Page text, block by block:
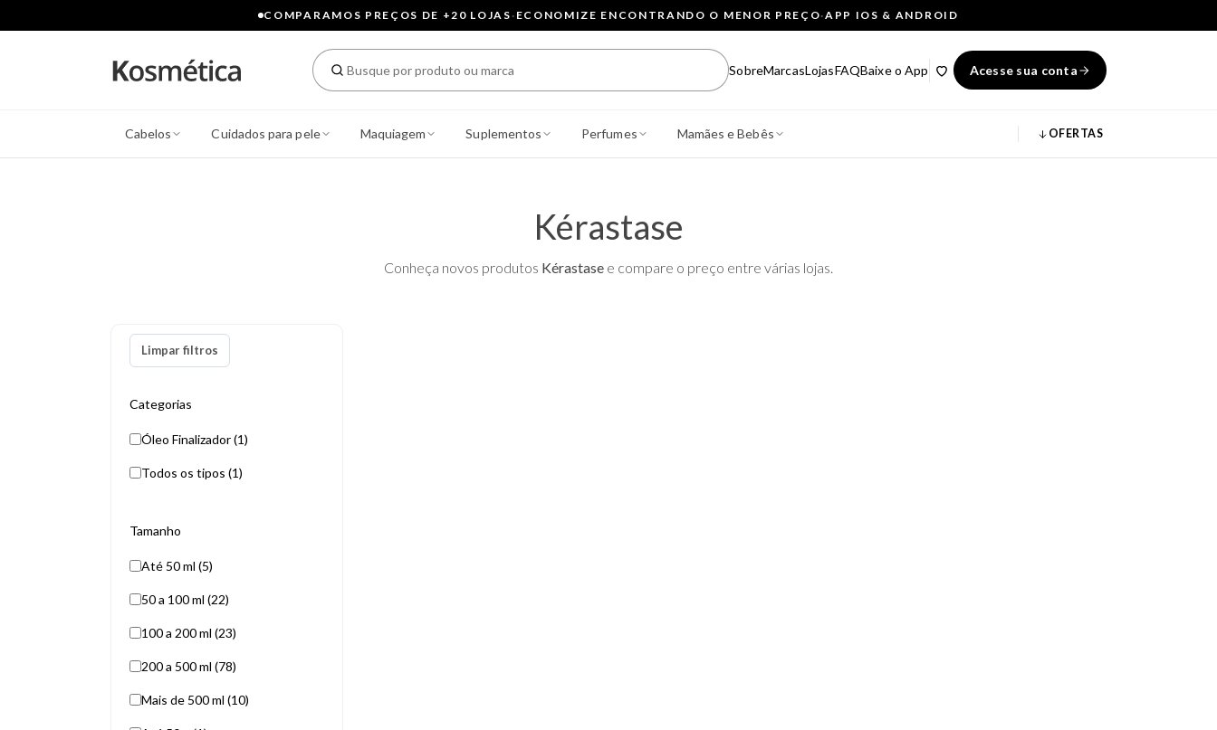
COMPARAMOS PREÇOS DE +20 LOJAS· ECONOMIZE ENCONTRANDO O MENOR PREÇO·APP IOS & ANDROID
SobreMarcasLojasFAQBaixe o App Acesse sua conta
Cabelos Cuidados para pele Maquiagem Suplementos Perfumes Mamães e Bebês OFERTAS
Kérastase
Conheça novos produtos Kérastase e compare o preço entre várias lojas.
Limpar filtros
Categorias
Óleo Finalizador (1)
Todos os tipos (1)
Tamanho
Até 50 ml (5)
50 a 100 ml (22)
100 a 200 ml (23)
200 a 500 ml (78)
Mais de 500 ml (10)